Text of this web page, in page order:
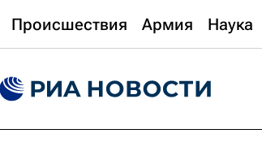
Происшествия Армия Наука